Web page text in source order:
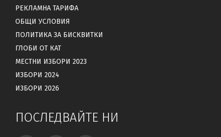
РЕКЛАМНА ТАРИФА
ОБЩИ УСЛОВИЯ
ПОЛИТИКА ЗА БИСКВИТКИ
ГЛОБИ ОТ КАТ
МЕСТНИ ИЗБОРИ 2023
ИЗБОРИ 2024
ИЗБОРИ 2026
ПОСЛЕДВАЙТЕ НИ